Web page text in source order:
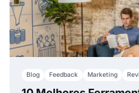
Blog Feedback Marketing